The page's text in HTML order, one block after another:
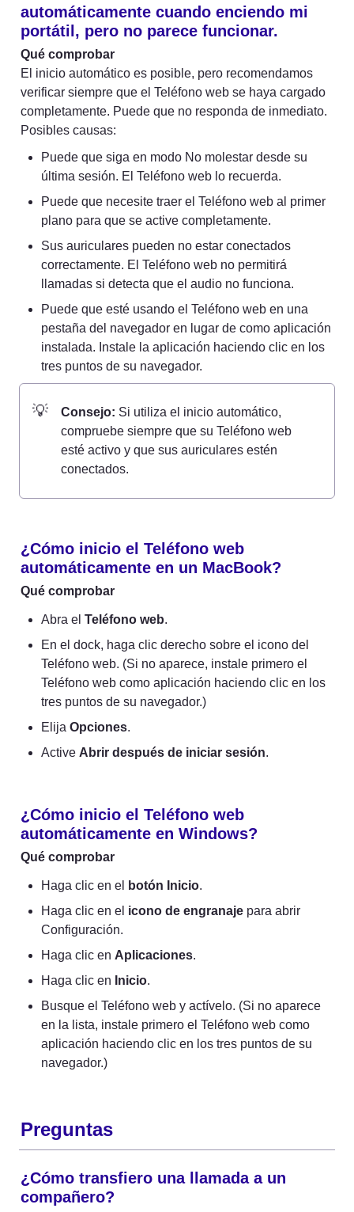
automáticamente cuando enciendo mi
portátil, pero no parece funcionar.
Qué comprobar
El inicio automático es posible, pero recomendamos
verificar siempre que el Teléfono web se haya cargado
completamente. Puede que no responda de inmediato.
Posibles causas:
Puede que siga en modo No molestar desde su
última sesión. El Teléfono web lo recuerda.
Puede que necesite traer el Teléfono web al primer
plano para que se active completamente.
Sus auriculares pueden no estar conectados
correctamente. El Teléfono web no permitirá
llamadas si detecta que el audio no funciona.
Puede que esté usando el Teléfono web en una
pestaña del navegador en lugar de como aplicación
instalada. Instale la aplicación haciendo clic en los
tres puntos de su navegador.
💡 Consejo: Si utiliza el inicio automático,
compruebe siempre que su Teléfono web
esté activo y que sus auriculares estén
conectados.
¿Cómo inicio el Teléfono web
automáticamente en un MacBook?
Qué comprobar
Abra el Teléfono web.
En el dock, haga clic derecho sobre el icono del
Teléfono web. (Si no aparece, instale primero el
Teléfono web como aplicación haciendo clic en los
tres puntos de su navegador.)
Elija Opciones.
Active Abrir después de iniciar sesión.
¿Cómo inicio el Teléfono web
automáticamente en Windows?
Qué comprobar
Haga clic en el botón Inicio.
Haga clic en el icono de engranaje para abrir
Configuración.
Haga clic en Aplicaciones.
Haga clic en Inicio.
Busque el Teléfono web y actívelo. (Si no aparece
en la lista, instale primero el Teléfono web como
aplicación haciendo clic en los tres puntos de su
navegador.)
Preguntas
¿Cómo transfiero una llamada a un
compañero?